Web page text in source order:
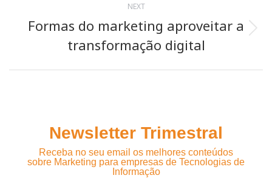
NEXT
Next
post:
Formas do marketing aproveitar a
transformação digital
Newsletter Trimestral
Receba no seu email os melhores conteúdos
sobre Marketing para empresas de Tecnologias de
Informação